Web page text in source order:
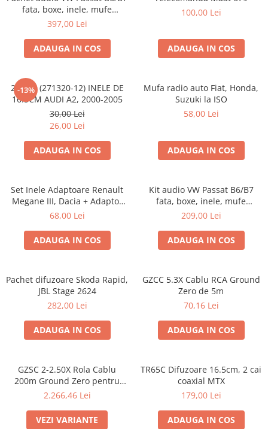
fata, boxe, inele, mufe
adaptoare JBL STAGE2 604C
397,00 Lei
ADAUGA IN COS
100,00 Lei
ADAUGA IN COS
-13%
20.450 (271320-12) INELE DE
16.5CM AUDI A2, 2000-2005
30,00 Lei
26,00 Lei
ADAUGA IN COS
Mufa radio auto Fiat, Honda,
Suzuki la ISO
58,00 Lei
ADAUGA IN COS
Set Inele Adaptoare Renault
Megane III, Dacia + Adaptor
conector difuzor
68,00 Lei
ADAUGA IN COS
Kit audio VW Passat B6/B7
fata, boxe, inele, mufe
adaptoare Excalibur X172
209,00 Lei
ADAUGA IN COS
Pachet difuzoare Skoda Rapid,
JBL Stage 2624
282,00 Lei
ADAUGA IN COS
GZCC 5.3X Cablu RCA Ground
Zero de 5m
70,16 Lei
ADAUGA IN COS
GZSC 2-2.50X Rola Cablu
200m Ground Zero pentru
difuzoare, 2x2,5 mm²
2.266,46 Lei
VEZI VARIANTE
TR65C Difuzoare 16.5cm, 2 cai
coaxial MTX
179,00 Lei
ADAUGA IN COS